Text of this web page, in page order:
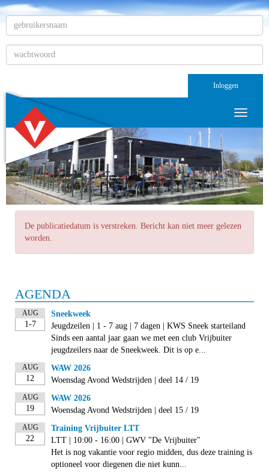
Inloggen
Toggle
De publicatiedatum is verstreken. Bericht kan niet meer gelezen
worden.
AGENDA
AUG
1-7
Sneekweek
Jeugdzeilen | 1 - 7 aug | 7 dagen | KWS Sneek starteiland
Sinds een aantal jaar gaan we met een club Vrijbuiter
jeugdzeilers naar de Sneekweek. Dit is op e...
AUG
12
WAW 2026
Woensdag Avond Wedstrijden | deel 14 / 19
AUG
19
WAW 2026
Woensdag Avond Wedstrijden | deel 15 / 19
AUG
22
Training Vrijbuiter LTT
LTT | 10:00 - 16:00 | GWV "De Vrijbuiter"
Het is nog vakantie voor regio midden, dus deze training is
optioneel voor diegenen die niet kunn...